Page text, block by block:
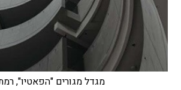
מגדל מגורים "הפאטיו",